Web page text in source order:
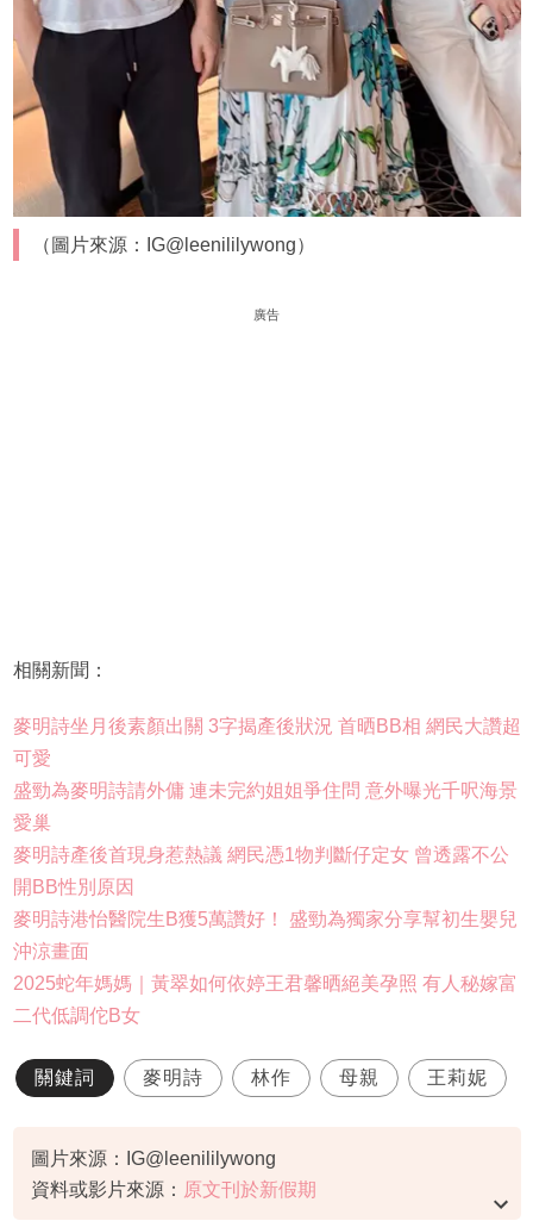
（圖片來源：IG@leenililywong）
廣告
相關新聞：
麥明詩坐月後素顏出關 3字揭產後狀況 首晒BB相 網民大讚超
可愛
盛勁為麥明詩請外傭 連未完約姐姐爭住問 意外曝光千呎海景
愛巢
麥明詩產後首現身惹熱議 網民憑1物判斷仔定女 曾透露不公
開BB性別原因
麥明詩港怡醫院生B獲5萬讚好！ 盛勁為獨家分享幫初生嬰兒
沖涼畫面
2025蛇年媽媽｜黃翠如何依婷王君馨晒絕美孕照 有人秘嫁富
二代低調佗B女
關鍵詞 麥明詩 林作 母親 王莉妮
圖片來源：IG@leenililywong
資料或影片來源： 原文刊於新假期